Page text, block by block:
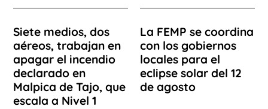
Siete medios, dos
aéreos, trabajan en
apagar el incendio
declarado en
Malpica de Tajo, que
escala a Nivel 1
La FEMP se coordina
con los gobiernos
locales para el
eclipse solar del 12
de agosto